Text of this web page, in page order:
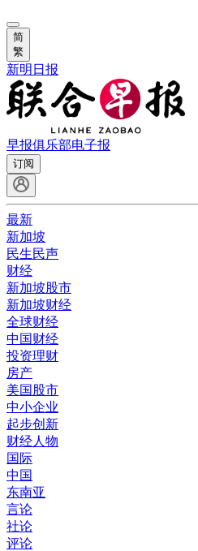
简
繁
新明日报
早报俱乐部电子报
订阅
最新
新加坡
民生民声
财经
新加坡股市
新加坡财经
全球财经
中国财经
投资理财
房产
美国股市
中小企业
起步创新
财经人物
国际
中国
东南亚
言论
社论
评论